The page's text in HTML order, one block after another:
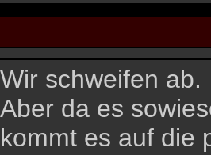
Wir schweifen ab.
Aber da es
kommt es auf die